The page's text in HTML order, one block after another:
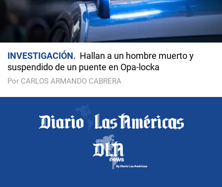
INVESTIGACIÓN
Hallan a un hombre muerto y
suspendido de un puente en Opa-locka
Por CARLOS ARMANDO CABRERA